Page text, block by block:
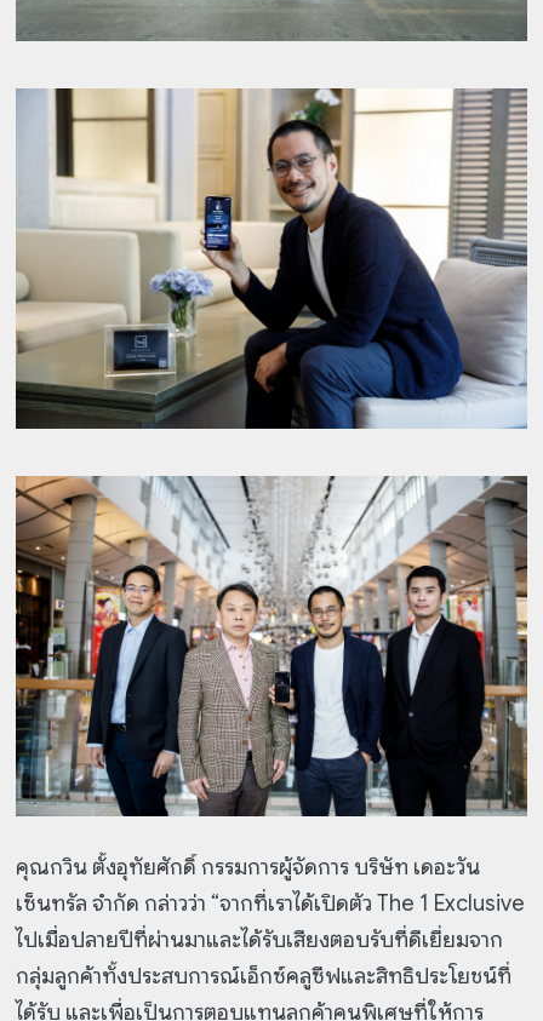
คุณกวิน ตั้งอุทัยศักดิ์ กรรมการผู้จัดการ บริษัท เดอะวัน
เซ็นทรัล จำกัด กล่าวว่า “จากที่เราได้เปิดตัว The 1 Exclusive
ไปเมื่อปลายปีที่ผ่านมาและได้รับเสียงตอบรับที่ดีเยี่ยมจาก
กลุ่มลูกค้าทั้งประสบการณ์เอ็กซ์คลูซีฟและสิทธิประโยชน์ที่
ได้รับ และเพื่อเป็นการตอบแทนลูกค้าคนพิเศษที่ให้การ